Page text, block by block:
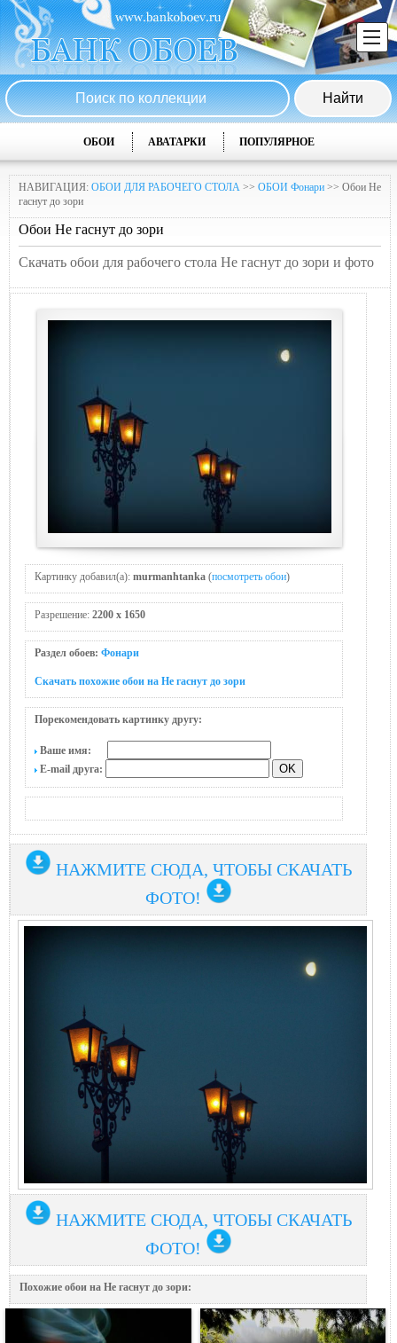
ОБОИ АВАТАРКИ ПОПУЛЯРНОЕ
НАВИГАЦИЯ: ОБОИ ДЛЯ РАБОЧЕГО СТОЛА >> ОБОИ Фонари >> Обои Не
гаснут до зори
Обои Не гаснут до зори
Скачать обои для рабочего стола Не гаснут до зори и фото
Картинку добавил(а): murmanhtanka (посмотреть обои)
Разрешение: 2200 x 1650
Раздел обоев: Фонари
Скачать похожие обои на Не гаснут до зори
Порекомендовать картинку другу:
Ваше имя:
E-mail друга:
НАЖМИТЕ СЮДА, ЧТОБЫ СКАЧАТЬ
ФОТО!
НАЖМИТЕ СЮДА, ЧТОБЫ СКАЧАТЬ
ФОТО!
Похожие обои на Не гаснут до зори: